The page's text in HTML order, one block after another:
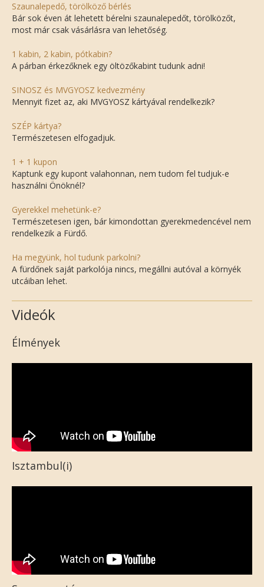
Szaunalepedő, törölköző bérlés
Bár sok éven át lehetett bérelni szaunalepedőt, törölközőt,
most már csak vásárlásra van lehetőség.
1 kabin, 2 kabin, pótkabin?
A párban érkezőknek egy öltözőkabint tudunk adni!
SINOSZ és MVGYOSZ kedvezmény
Mennyit fizet az, aki MVGYOSZ kártyával rendelkezik?
SZÉP kártya?
Természetesen elfogadjuk.
1 + 1 kupon
Kaptunk egy kupont valahonnan, nem tudom fel tudjuk-e
használni Önöknél?
Gyerekkel mehetünk-e?
Természetesen igen, bár kimondottan gyerekmedencével nem
rendelkezik a Fürdő.
Ha megyünk, hol tudunk parkolni?
A fürdőnek saját parkolója nincs, megállni autóval a környék
utcáiban lehet.
Videók
Élmények
Isztambul(i)